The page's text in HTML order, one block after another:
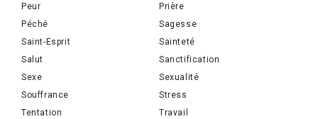
Peur
Prière
Péché
Sagesse
Saint-Esprit
Sainteté
Salut
Sanctification
Sexe
Sexualité
Souffrance
Stress
Tentation
Travail